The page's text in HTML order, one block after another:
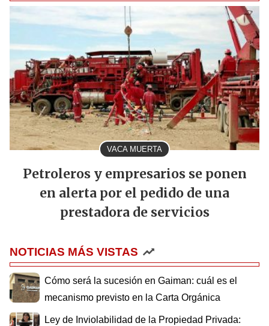
VACA MUERTA
Petroleros y empresarios se ponen
en alerta por el pedido de una
prestadora de servicios
NOTICIAS MÁS VISTAS
Cómo será la sucesión en Gaiman: cuál es el
mecanismo previsto en la Carta Orgánica
Ley de Inviolabilidad de la Propiedad Privada: